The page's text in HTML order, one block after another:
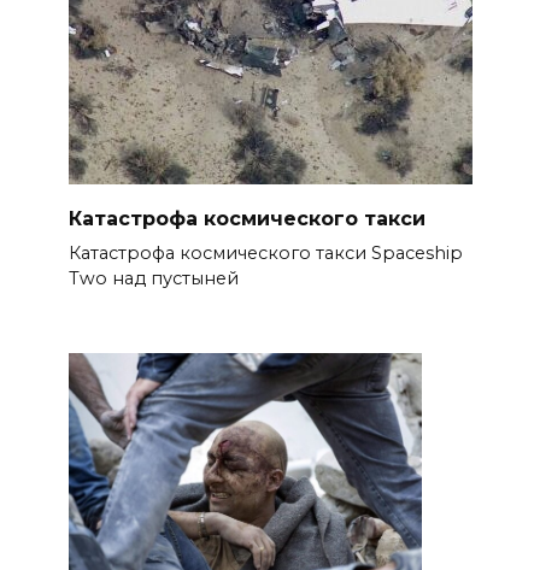
Катастрофа космического такси
Катастрофа космического такси Spaceship
Two над пустыней